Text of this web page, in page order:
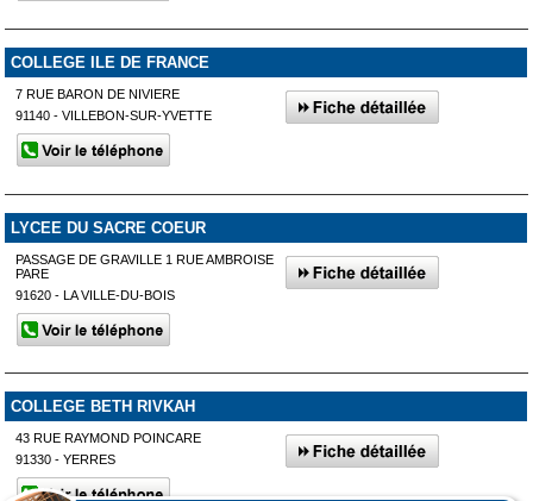
COLLEGE ILE DE FRANCE
7 RUE BARON DE NIVIERE
91140 - VILLEBON-SUR-YVETTE
LYCEE DU SACRE COEUR
PASSAGE DE GRAVILLE 1 RUE AMBROISE
PARE
91620 - LA VILLE-DU-BOIS
COLLEGE BETH RIVKAH
43 RUE RAYMOND POINCARE
91330 - YERRES